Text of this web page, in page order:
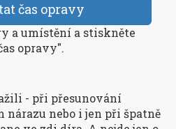
čas opravy
a umístění a stiskněte
opravy".
- při přesunování
nárazu nebo i jen při špatně